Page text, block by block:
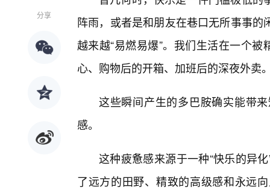
分享
阵雨，或者是和朋友在巷口无所事事
越来越“易燃易爆”。我们生活在一个
心、购物后的开箱、加班后的深夜外卖
这些瞬间产生的多巴胺确实能带
感。
这种疲惫感来源于一种“快乐的异
了远方的田野、精致的高级感和永远